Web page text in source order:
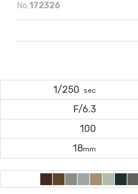
No.172326
sec
1/250
F/6.3
100
18mm